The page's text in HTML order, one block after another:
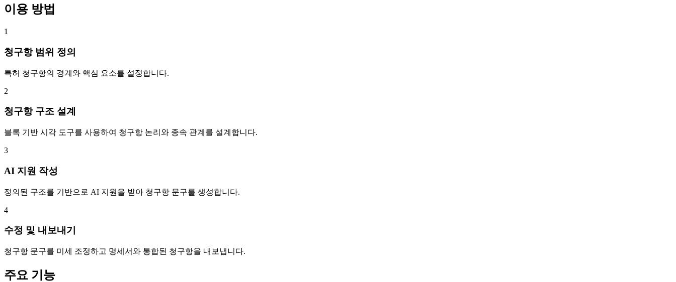
이용 방법
1
청구항 범위 정의
특허 청구항의 경계와 핵심 요소를 설정합니다.
2
청구항 구조 설계
블록 기반 시각 도구를 사용하여 청구항 논리와 종속 관계를 설계합니다.
3
AI 지원 작성
정의된 구조를 기반으로 AI 지원을 받아 청구항 문구를 생성합니다.
4
수정 및 내보내기
청구항 문구를 미세 조정하고 명세서와 통합된 청구항을 내보냅니다.
주요 기능